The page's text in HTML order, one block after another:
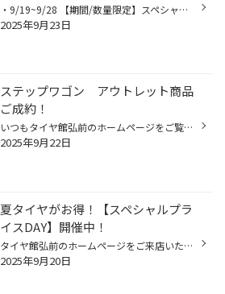
・9/19~9/28 【期間/数量限定】スペシャルプライスDAY スペシャルプライスDAYはコチラ お買い得企画開催中です♪ もうすぐ冬だし夏タイヤは今年は我慢しよう・・・と思いながらも買い替えが必要になってしまった、 という方もいらっしゃるのではないでしょうか？ そんな方はぜひこのを機会をご活用く...
2025年9月23日
ステップワゴン アウトレット商品
ご成約！
いつもタイヤ館弘前のホームページをご覧いただき誠にありがとうございます。 サイズがあればラッキーなアウトレットタイヤを、ステップワゴンに装着させていただきましたのでご紹介します♪ 今年発売の新商品、REGNO GR-XⅢ TYPE RVの前モデルになります、REGNO GRVⅡです！ 2022年製造タイヤで、サイ...
2025年9月22日
夏タイヤがお得！【スペシャルプラ
イスDAY】開催中！
タイヤ館弘前のホームページをご来店いただいき誠にありがとうございます。 毎月第3～第4金土日はタイヤが安い！スペシャルプライスDAYを今月は9/19（金）～9/228（日）で開催します！対象商品・ブリヂストン エコピアNH200シリーズ・ブリヂストン NEWNO・セイバーリング SL101/SL201夏タイヤで好評...
2025年9月20日